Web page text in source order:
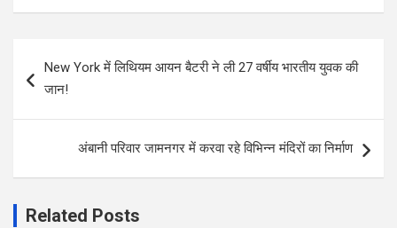
navigation
New York में लिथियम आयन बैटरी ने ली 27 वर्षीय भारतीय युवक की
जान!
अंबानी परिवार जामनगर में करवा रहे विभिन्न मंदिरों का निर्माण
Related Posts